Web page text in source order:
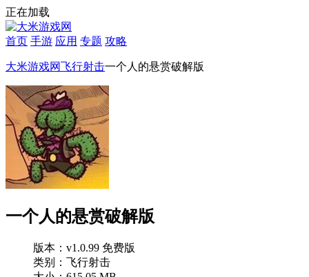
正在加载
首页 手游 应用 专题 攻略
大米游戏网飞行射击一个人的悬赏破解版
一个人的悬赏破解版
版本：v1.0.99 免费版
类别：飞行射击